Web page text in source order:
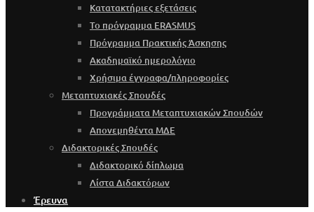
Κατατακτήριες εξετάσεις
Το πρόγραμμα ERASMUS
Πρόγραμμα Πρακτικής Άσκησης
Ακαδημαϊκό ημερολόγιο
Χρήσιμα έγγραφα/πληροφορίες
Μεταπτυχιακές Σπουδές
Προγράμματα Μεταπτυχιακών Σπουδών
Απονεμηθέντα ΜΔΕ
Διδακτορικές Σπουδές
Διδακτορικό δίπλωμα
Λίστα Διδακτόρων
Έρευνα